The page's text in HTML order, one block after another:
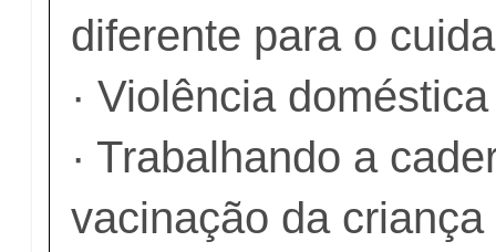
diferente para o
· Violência
· Trabalhando a
vacinação da criança